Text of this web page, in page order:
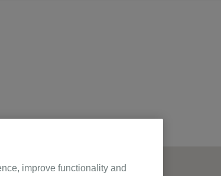
improve functionality and